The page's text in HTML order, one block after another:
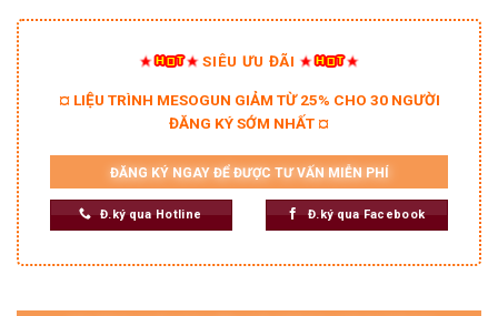
SIÊU ƯU ĐÃI
¤ LIỆU TRÌNH MESOGUN GIẢM TỪ 25% CHO 30 NGƯỜI
ĐĂNG KÝ SỚM NHẤT ¤
ĐĂNG KÝ NGAY ĐỂ ĐƯỢC TƯ VẤN MIỄN PHÍ
Đ.ký qua Hotline Đ.ký qua Facebook